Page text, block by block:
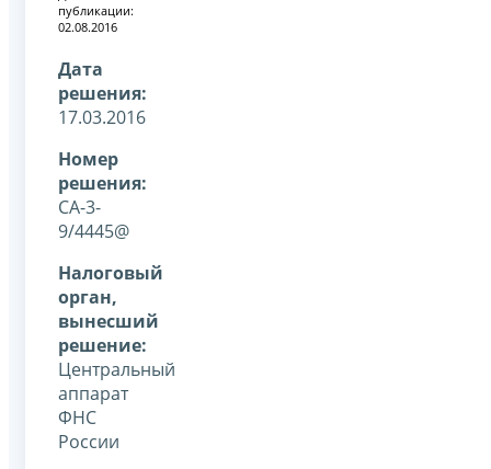
публикации:
02.08.2016
Дата
решения:
17.03.2016
Номер
решения:
СА-3-
9/4445@
Налоговый
орган,
вынесший
решение:
Центральный
аппарат
ФНС
России